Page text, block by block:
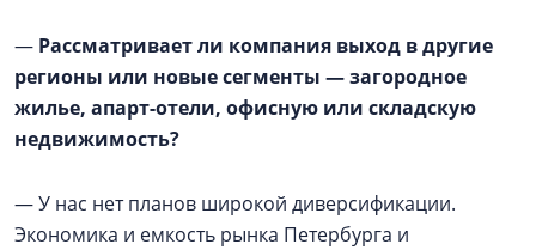
— Рассматривает ли компания выход в другие
регионы или новые сегменты — загородное
жилье, апарт-отели, офисную или складскую
недвижимость?
— У нас нет планов широкой диверсификации.
Экономика и емкость рынка Петербурга и